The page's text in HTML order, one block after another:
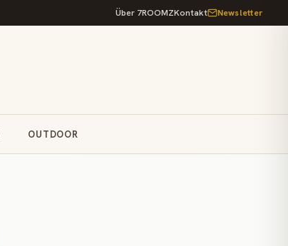
Über 7ROOMZKontakt Newsletter
OUTDOOR